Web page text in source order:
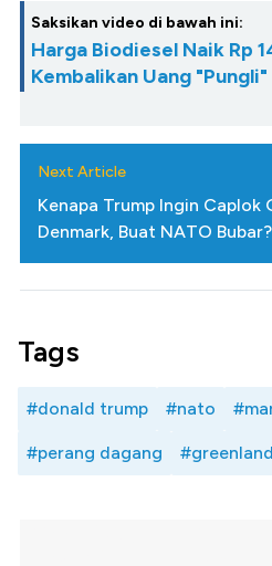
Saksikan video di bawah ini:
Harga Biodiesel Naik Rp
Kembalikan Uang "Pungli"
Next Article
Kenapa Trump Ingin Caplok
Denmark, Buat NATO Bubar?
Tags
#donald trump #nato
#perang dagang #greenland